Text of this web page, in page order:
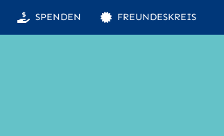
SPENDEN FREUNDESKREIS